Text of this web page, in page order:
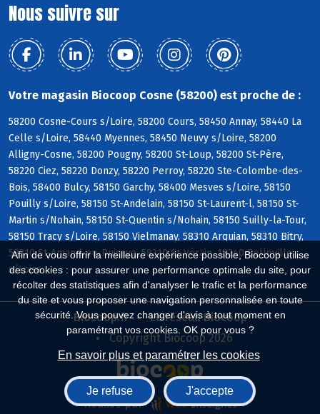
Afin de vous offrir la meilleure expérience possible, Biocoop utilise
des cookies : pour assurer une performance optimale du site, pour
récolter des statistiques afin d'analyser le trafic et la performance
du site et vous proposer une navigation personnalisée en toute
sécurité. Vous pouvez changer d'avis à tout moment en
paramétrant vos cookies. OK pour vous ?
En savoir plus et paramétrer les cookies
Je refuse J'accepte
Nous suivre sur
Votre magasin Biocoop Cosne (58200) est proche de :
58200 Cosne-Cours s/Loire, 58200 Cours, 58450 Annay, 58440 La
Celle s/Loire, 58440 Myennes, 58450 Neuvy s/Loire, 58200
Alligny-Cosne, 58200 Pougny, 58200 St-Loup, 58200 St-Père,
58220 Ciez, 58220 Donzy, 58220 Perroy, 58220 Ste-Colombe-des-
Bois, 58400 Bulcy, 58150 Garchy, 58400 Mesves s/Loire, 58150
Pouilly s/Loire, 58150 St-Andelain, 58150 St-Laurent-l, 58150 St-
Martin s/Nohain, 58150 St-Quentin s/Nohain, 58150 Suilly-la-Tour,
58150 Tracy s/Loire, 58150 Vielmanay, 58310 Arquian, 58310 Bitry,
58310 St-Amand-en-Puisaye, 58310 St-Vérain, 18240 Belleville
s/Loire
Biocoop.fr
Le réseau Biocoop
Copyright Biocoop 2026
Réalisé par